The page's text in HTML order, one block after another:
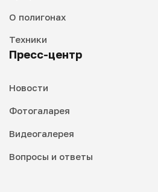
О полигонах
Техники
Пресс-центр
Новости
Фотогаларея
Видеогалерея
Вопросы и ответы